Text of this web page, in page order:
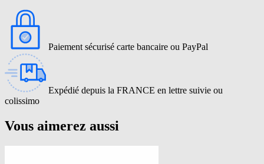
Paiement sécurisé carte bancaire ou PayPal
Expédié depuis la FRANCE en lettre suivie ou
colissimo
Vous aimerez aussi